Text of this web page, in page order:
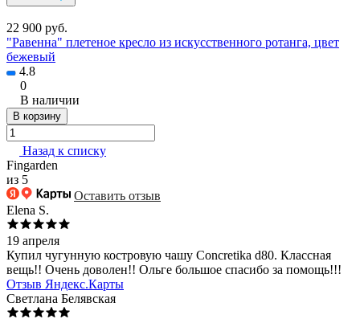
22 900 руб.
"Равенна" плетеное кресло из искусственного ротанга, цвет
бежевый
4.8
0
В наличии
В корзину
Назад к списку
Fingarden
из 5
Оставить отзыв
Elena S.
19 апреля
Купил чугунную костровую чашу Concretika d80. Классная
вещь!! Очень доволен!! Ольге большое спасибо за помощь!!!
Отзыв Яндекс.Карты
Светлана Белявская